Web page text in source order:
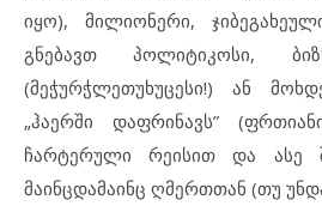
იყო), მილიონერი,
გნებავთ პოლიტიკოსი,
(მეჭურჭლეთუხუცესი!) ან
„ჰაერში დაფრინავს”
ჩარტერული რეისით და ასე
მაინცდამაინც ღმერთთან (თუ